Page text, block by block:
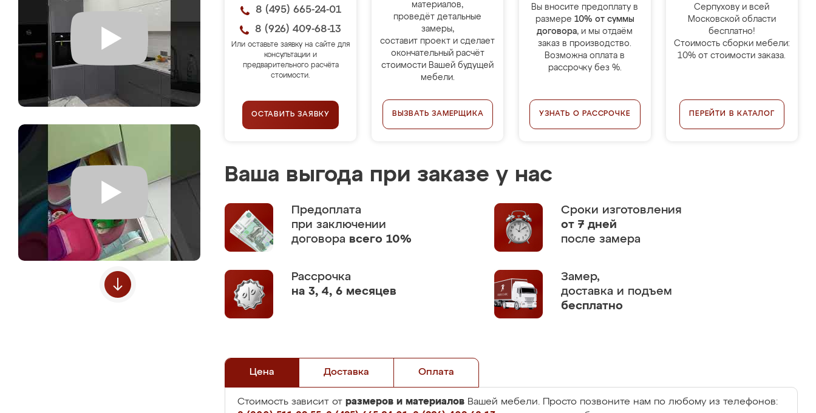
8 (495) 665-24-01
8 (926) 409-68-13
Или оставьте заявку на сайте для
консультации и
предварительного расчёта
стоимости.
ОСТАВИТЬ ЗАЯВКУ
материалов,
проведёт детальные
замеры,
составит проект и сделает
окончательный расчёт
стоимости Вашей будущей
мебели.
ВЫЗВАТЬ ЗАМЕРЩИКА
Вы вносите предоплату в
размере 10% от суммы
договора, и мы отдаём
заказ в производство.
Возможна оплата в
рассрочку без %.
УЗНАТЬ О РАССРОЧКЕ
Серпухову и всей
Московской области
бесплатно!
Стоимость сборки мебели:
10% от стоимости заказа.
ПЕРЕЙТИ В КАТАЛОГ
Ваша выгода при заказе у нас
Предоплата
при заключении
договора всего 10%
Сроки изготовления
от 7 дней
после замера
Рассрочка
на 3, 4, 6 месяцев
Замер,
доставка и подъем
бесплатно
Цена Доставка Оплата
Стоимость зависит от размеров и материалов Вашей мебели. Просто позвоните нам по любому из телефонов: